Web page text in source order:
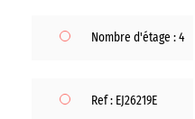
Nombre d'étage : 4
Ref : EJ26219E